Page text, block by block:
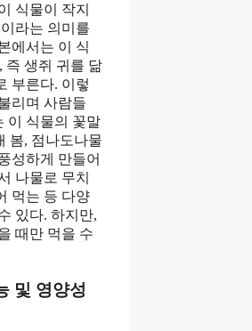
식물이 작지
라는 의미를
에서는 이 식
즉 생쥐 귀를 닮
부른다. 이렇
리며 사람들
이 식물의 꽃말
봄, 점나도나물
성하게 만들어
나물로 무치
먹는 등 다양
있다. 하지만,
때만 먹을 수
및 영양성